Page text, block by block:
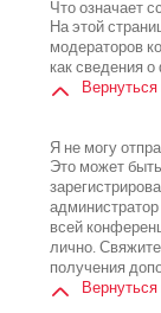
Что означает
На этой
модераторов
как сведения
Я не могу
Это может
всей
лично.
получения
Вернуться